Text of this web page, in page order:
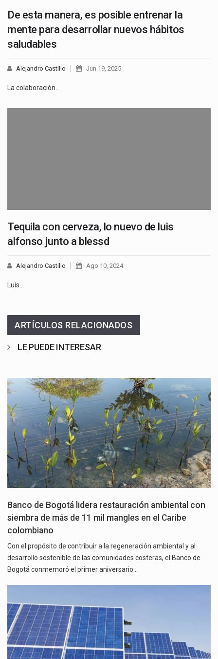
De esta manera, es posible entrenar la
mente para desarrollar nuevos hábitos
saludables
Alejandro Castillo Jun 19, 2025
La colaboración…
Tequila con cerveza, lo nuevo de luis
alfonso junto a blessd
Alejandro Castillo Ago 10, 2024
Luis…
ARTÍCULOS RELACIONADOS
LE PUEDE INTERESAR
Banco de Bogotá lidera restauración ambiental con
siembra de más de 11 mil mangles en el Caribe
colombiano
Con el propósito de contribuir a la regeneración ambiental y al
desarrollo sostenible de las comunidades costeras, el Banco de
Bogotá conmemoró el primer aniversario…